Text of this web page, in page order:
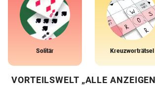
Solitär Kreuzworträtsel
VORTEILSWELT „ALLE